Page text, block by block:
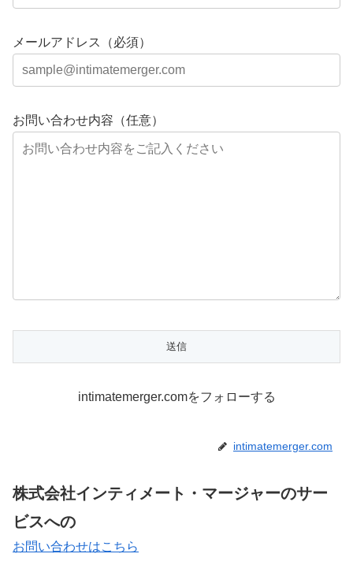
メールアドレス（必須）
お問い合わせ内容（任意）
intimatemerger.comをフォローする
intimatemerger.com
株式会社インティメート・マージャーのサー
ビスへの
お問い合わせはこちら